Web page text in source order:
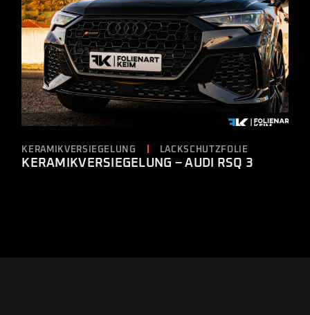
KERAMIKVERSIEGELUNG LACKSCHUTZFOLIE
KERAMIKVERSIEGELUNG – AUDI RSQ 3